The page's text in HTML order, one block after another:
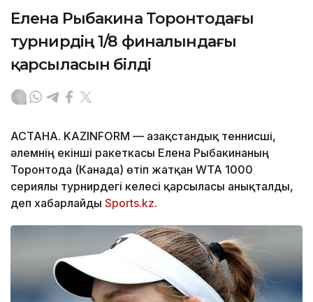
Елена Рыбакина Торонтодағы
турнирдің 1/8 финалындағы
қарсыласын білді
АСТАНА. KAZINFORM — Қазақстандық теннисші,
әлемнің екінші ракеткасы Елена Рыбакинаның
Торонтода (Канада) өтіп жатқан WTA 1000
сериялы турнирдегі келесі қарсыласы анықталды,
деп хабарлайды Sports.kz.